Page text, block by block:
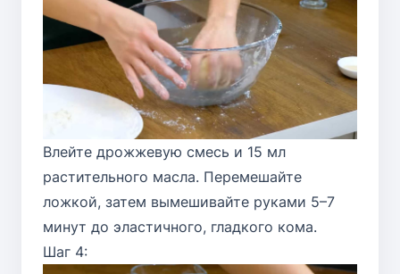
Влейте дрожжевую смесь и 15 мл
растительного масла. Перемешайте
ложкой, затем вымешивайте руками 5–7
минут до эластичного, гладкого кома.
Шаг 4: